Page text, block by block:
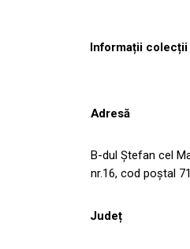
Informații colecții
Adresă
B-dul Ștefan cel
nr.16, cod poștal
Județ